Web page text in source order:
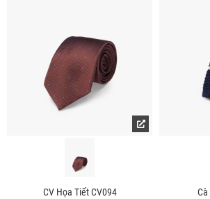
CV Họa Tiết CV094 Cà